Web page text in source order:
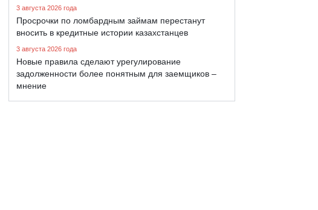
3 августа 2026 года
Просрочки по ломбардным займам перестанут
вносить в кредитные истории казахстанцев
3 августа 2026 года
Новые правила сделают урегулирование
задолженности более понятным для заемщиков –
мнение